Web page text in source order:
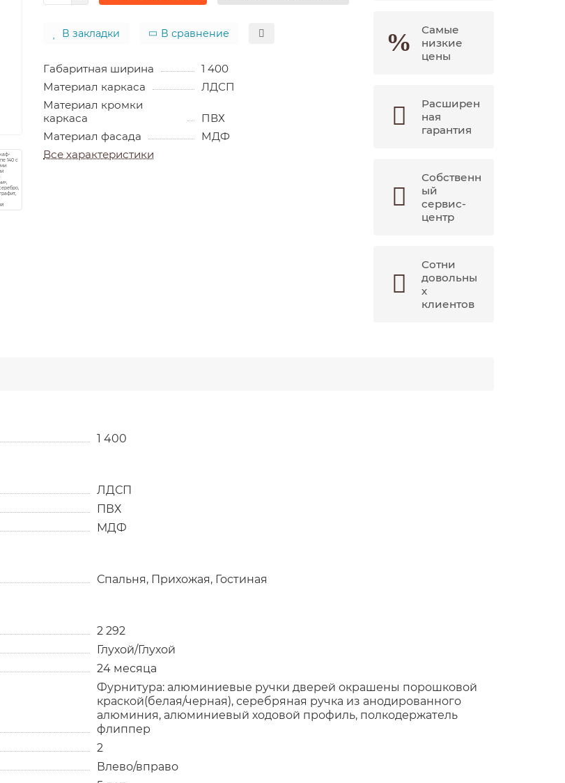
В закладки В сравнение
Габаритная ширина
1 400
Материал каркаса
ЛДСП
Материал кромки
каркаса
ПВХ
Материал фасада
МДФ
Все характеристики
Самые
низкие
цены
Расширен
ная
гарантия
Собственн
ый
сервис-
центр
Сотни
довольны
х
клиентов
1 400
ЛДСП
ПВХ
МДФ
Спальня, Прихожая, Гостиная
2 292
Глухой/Глухой
24 месяца
Фурнитура: алюминиевые ручки дверей окрашены порошковой
краской(белая/черная), серебряная ручка из анодированного
алюминия, алюминиевый ходовой профиль, полкодержатель
флиппер
2
Влево/вправо